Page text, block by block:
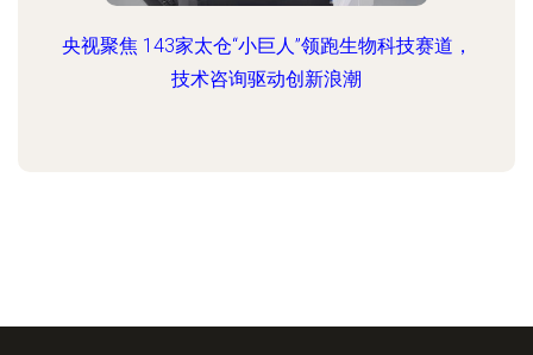
央视聚焦 143家太仓“小巨人”领跑生物科技赛道，
技术咨询驱动创新浪潮